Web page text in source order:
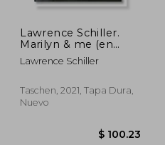
45%
dcto.
Lawrence Schiller.
Marilyn & me (en
Inglés)
Lawrence Schiller
Taschen, 2021, Tapa Dura,
Nuevo